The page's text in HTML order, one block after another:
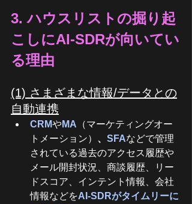
3. ハウスリストの掘り起
こしにAI-SDRが向いてい
る理由
(1) さまざまな情報/データとの
自動連携
CRMやMA （マーケティングオー
トメーション） 、 SFAなどで管理
されている過去のアクセス履歴や
メール開封状況、商談履歴、リー
ドスコア、インテント情報、会社
情報などをAI-SDRがタイムリーに